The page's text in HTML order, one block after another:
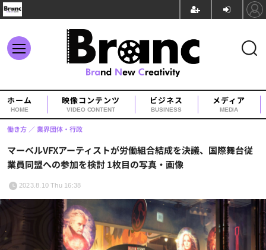
ホーム
HOME
映像コンテンツ
VIDEO CONTENT
ビジネス
BUSINESS
メディア
MEDIA
マーベルVFXアーティストが労働組合結成を決議、国際舞台従
業員同盟への参加を検討 1枚目の写真・画像
働き方 業界団体・行政
2023.8.10 Thu 16:38